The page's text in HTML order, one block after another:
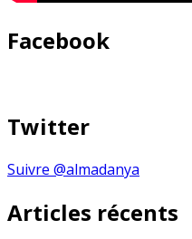
Facebook
Twitter
Suivre @almadanya
Articles récents